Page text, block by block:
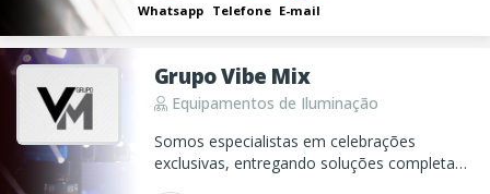
Whatsapp Telefone E-mail
Grupo Vibe Mix
Equipamentos de Iluminação
Somos especialistas em celebrações
exclusivas, entregando soluções completas